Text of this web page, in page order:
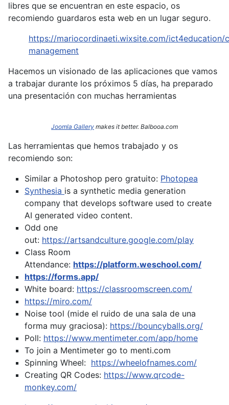
libres que se encuentran en este espacio, os
recomiendo guardaros esta web en un lugar seguro.
https://mariocordinaeti.wixsite.com/ict4education/
management
Hacemos un visionado de las aplicaciones que vamos
a trabajar durante los próximos 5 días, ha preparado
una presentación con muchas herramientas
Joomla Gallery makes it better. Balbooa.com
Las herramientas que hemos trabajado y os
recomiendo son:
Similar a Photoshop pero gratuito: Photopea
Synthesia is a synthetic media generation
company that develops software used to create
AI generated video content.
Odd one
out: https://artsandculture.google.com/play
Class Room
Attendance: https://platform.weschool.com/
https://forms.app/
White board: https://classroomscreen.com/
https://miro.com/
Noise tool (mide el ruido de una sala de una
forma muy graciosa): https://bouncyballs.org/
Poll: https://www.mentimeter.com/app/home
To join a Mentimeter go to menti.com
Spinning Wheel: https://wheelofnames.com/
Creating QR Codes: https://www.qrcode-
monkey.com/